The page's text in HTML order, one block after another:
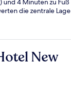
und 4 Minuten zu Fuß
die zentrale Lage
New